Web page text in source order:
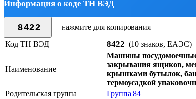
Информация о коде ТН ВЭД
8422
— нажмите для копирования
Код ТН ВЭД
8422 (10 знаков, ЕАЭС)
Наименование
Машины посудомоечные;
закрывания ящиков,
крышками бутылок,
термоусадкой
Родительская группа
Группа 84